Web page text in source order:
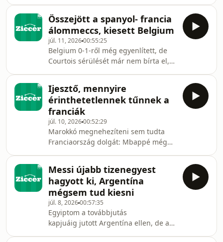
https://pcm.adswizz.com for
information about our collection and
use of personal d
fordítva nyerte meg a Norvégia elleni
negyeddöntőt. A döntőbe jutásért
összejött a gazdag múlttal bíró
Anglia-Argentína álommeccs, miután
Lionel Messiék egy kiállítást
meglovagolva kiejtették a szívós
Svájcot. Világbajnoki kibeszélő. Hosted
by Simplecast, an AdsWizz company.
See https://pcm.adswizz.co
Összejött a spanyol- francia
álommeccs, kiesett Belgium
júl. 11, 202600:55:25
Belgium 0-1-ről még egyenlített, de
Courtois sérülését már nem bírta el,
2024-es Eb elődöntője a
világbajnokság legjobb négy csapata
között. Hosted by Simplecast, an
AdsWizz company. See
https://pcm.adswizz.com for
information about our collection and
use of personal data for advertising.
Ijesztő, mennyire
érinthetetlennek tűnnek a
franciák
júl. 10, 202600:52:29
Marokkó megnehezíteni sem tudta
Franciaország dolgát: Mbappé még
Deschamps csapata. Lesz, aki
megállíthatja őket? Hosted by
Simplecast, an AdsWizz company. See
https://pcm.adswizz.com for
information about our collection and
use of personal data for advertising.
Messi újabb tizenegyest
hagyott ki, Argentína
mégsem tud kiesni
júl. 8, 202600:57:35
Egyiptom a továbbjutás
kapjuáig jutott Argentína ellen, de a